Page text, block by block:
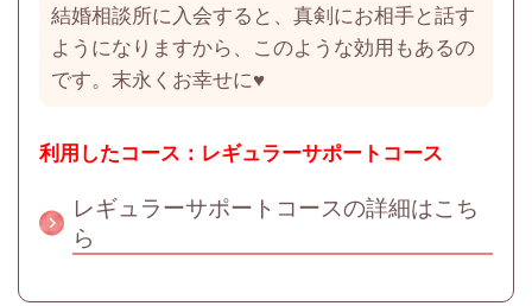
結婚相談所に入会すると、真剣にお相手と話す
ようになりますから、このような効用もあるの
です。末永くお幸せに♥
利用したコース：レギュラーサポートコース
レギュラーサポートコースの詳細はこち
ら